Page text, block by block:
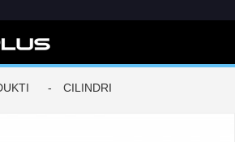
CILINDRI